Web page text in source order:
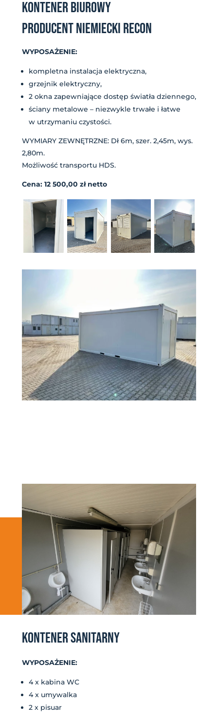
KONTENER BIUROWY
PRODUCENT NIEMIECKI RECON
WYPOSAŻENIE:
kompletna instalacja elektryczna,
grzejnik elektryczny,
2 okna zapewniające dostęp światła dziennego,
ściany metalowe – niezwykle trwałe i łatwe
w utrzymaniu czystości.
WYMIARY ZEWNĘTRZNE: Dł 6m, szer. 2,45m, wys.
2,80m.
Możliwość transportu HDS.
Cena: 12 500,00 zł netto
KONTENER SANITARNY
WYPOSAŻENIE:
4 x kabina WC
4 x umywalka
2 x pisuar